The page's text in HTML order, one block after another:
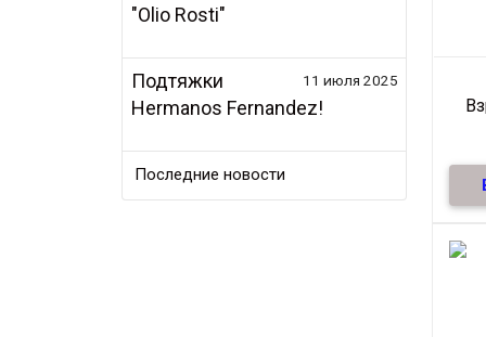
"Olio Rosti"
11 июля 2025
Подтяжки
Hermanos Fernandez!
Последние новости